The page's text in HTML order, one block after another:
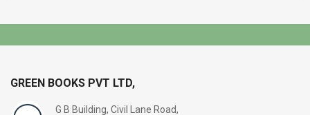
GREEN BOOKS PVT LTD,
G B Building, Civil Lane Road,